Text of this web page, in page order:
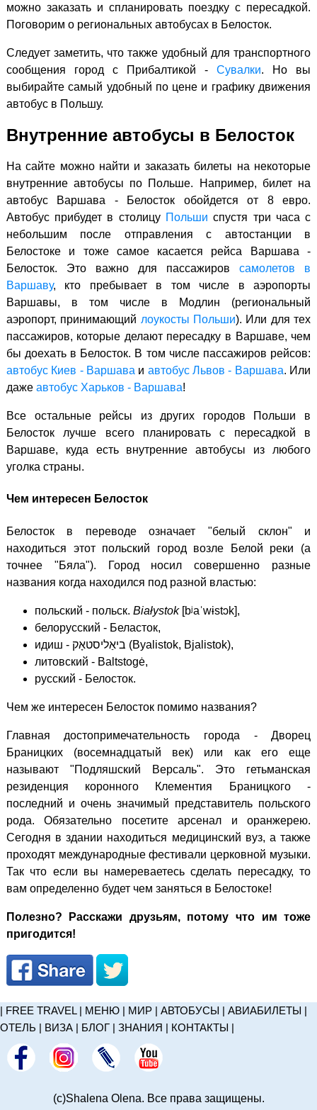
можно заказать и спланировать поездку с пересадкой.
Поговорим о региональных автобусах в Белосток.
Следует заметить, что также удобный для транспортного
сообщения город с Прибалтикой -Сувалки. Но вы
выбирайте самый удобный по цене и графику движения
автобус в Польшу.
Внутренние автобусы в Белосток
На сайте можно найти и заказать билеты на некоторые
внутренние автобусы по Польше. Например, билет на
автобус Варшава - Белосток обойдется от 8 евро.
Автобус прибудет в столицу Польши спустя три часа с
небольшим после отправления с автостанции в
Белостоке и тоже самое касается рейса Варшава -
Белосток. Это важно для пассажировсамолетов в
Варшаву, кто пребывает в том числе в аэропорты
Варшавы, в том числе в Модлин (региональный
аэропорт, принимающий лоукосты Польши). Или для тех
пассажиров, которые делают пересадку в Варшаве, чем
бы доехать в Белосток. В том числе пассажиров рейсов:
автобус Киев - Варшава и автобус Львов - Варшава. Или
даже автобус Харьков - Варшава!
Все остальные рейсы из других городов Польши в
Белосток лучше всего планировать с пересадкой в
Варшаве, куда есть внутренние автобусы из любого
уголка страны.
Чем интересен Белосток
Белосток в переводе означает "белый склон" и
находиться этот польский город возле Белой реки (а
точнее "Бяла"). Город носил совершенно разные
названия когда находился под разной властью:
польский - польск. Białystok[bʲaˈwɨstɔk],
белорусский - Беласток,
идиш - ‏ביאַליסטאָק‏‎ (Byalistok, Bjalistok),
литовский - Baltstogė,
русский - Белосток.
Чем же интересен Белосток помимо названия?
Главная достопримечательность города - Дворец
Браницких (восемнадцатый век) или как его еще
называют "Подляшский Версаль". Это гетьманская
резиденция коронного Клементия Браницкого -
последний и очень значимый представитель польского
рода. Обязательно посетите арсенал и оранжерею.
Сегодня в здании находиться медицинский вуз, а также
проходят международные фестивали церковной музыки.
Так что если вы намереваетесь сделать пересадку, то
вам определенно будет чем заняться в Белостоке!
Полезно? Расскажи друзьям, потому что им тоже
пригодится!
| FREE TRAVEL| МЕНЮ | МИР | АВТОБУСЫ | АВИАБИЛЕТЫ |
ОТЕЛЬ | ВИЗА | БЛОГ | ЗНАНИЯ | КОНТАКТЫ |
(c)Shalena Olena. Все права защищены.